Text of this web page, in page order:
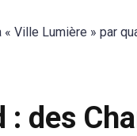
Ville Lumière » par
: des